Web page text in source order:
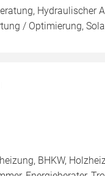
Hydraulischer
/ Optimierung,
BHKW,